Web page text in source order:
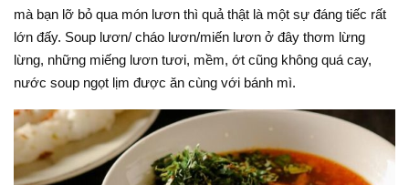
mà bạn lỡ bỏ qua món lươn thì quả thật là một sự đáng tiếc rất
lớn đấy. Soup lươn/ cháo lươn/miến lươn ở đây thơm lừng
lừng, những miếng lươn tươi, mềm, ớt cũng không quá cay,
nước soup ngọt lịm được ăn cùng với bánh mì.